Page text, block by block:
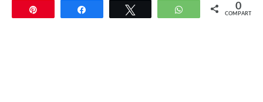
Compartir WhatsApp 0
COMPARTIR